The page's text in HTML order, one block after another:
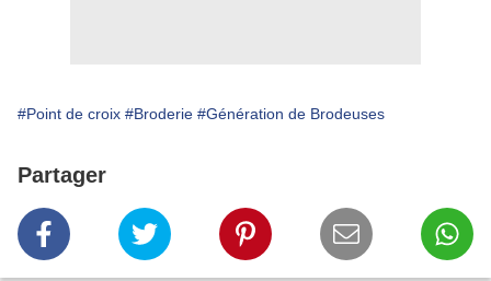
#Point de croix #Broderie #Génération de Brodeuses
Partager